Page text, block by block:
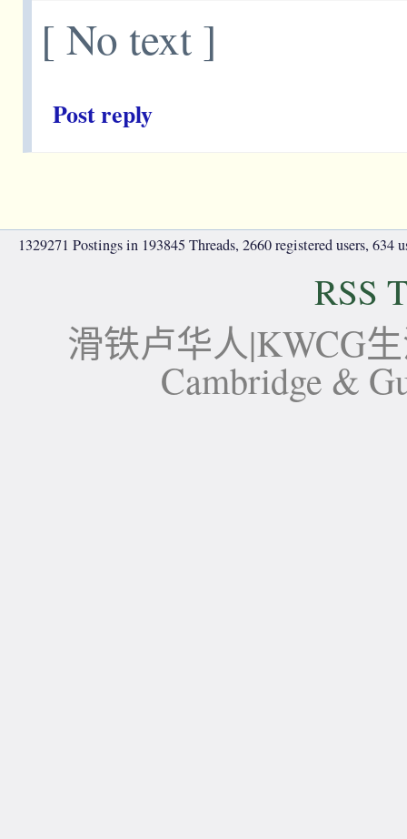
[ No text ]
Post reply
1329271 Postings in 193845 Threads, 2660 registered users, 634
RSS
滑铁卢华人|KWCG
Cambridge &